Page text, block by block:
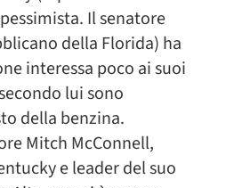
Il senatore
della Florida) ha
interessa poco ai suoi
lui sono
della benzina.
Mitch McConnell,
e leader del suo